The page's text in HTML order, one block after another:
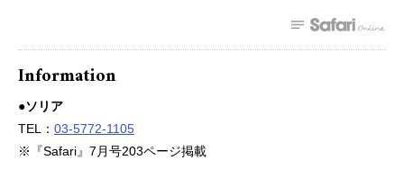
Information
●ソリア
TEL： 03-5772-1105
※『Safari』7月号203ページ掲載